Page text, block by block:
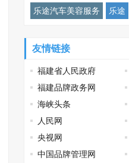
乐途汽车美容服务 乐途
友情链接
福建省人民政府
福建品牌政务网
海峡头条
人民网
央视网
中国品牌管理网